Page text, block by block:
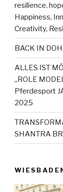
resilience,
Happiness,
Creativity,
BACK IN
ALLES IST
„ROLE
Pferdesport
2025
SHANTRA